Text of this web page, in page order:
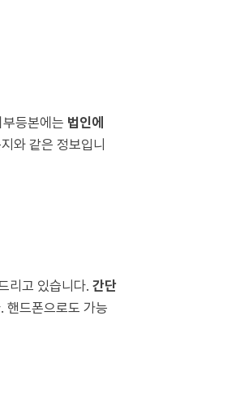
등본에는 법인에
와 같은 정보입니
리고 있습니다. 간단
핸드폰으로도 가능